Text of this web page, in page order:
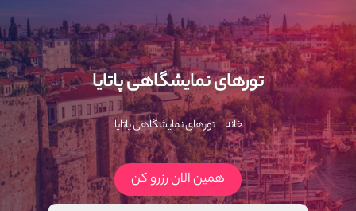
تورهای نمایشگاهی پاتایا
خانه تورهای نمایشگاهی پاتایا
همین الان رزرو کن